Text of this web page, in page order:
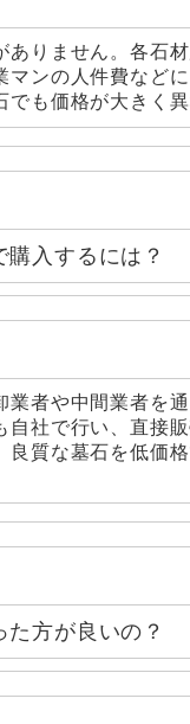
ありません。各石
マンの人件費など
も価格が大きく異
購入するには？
業者や中間業者を
自社で行い、直接
良質な墓石を低価
方が良いの？